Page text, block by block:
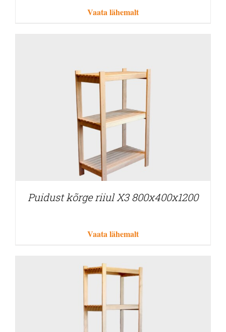
Vaata lähemalt
Puidust kõrge riiul X3 800x400x1200
Vaata lähemalt